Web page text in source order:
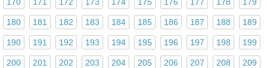
180 181 182 183 184 185 186 187 188 189
190 191 192 193 194 195 196 197 198 199
200 201 202 203 204 205 206 207 208 209